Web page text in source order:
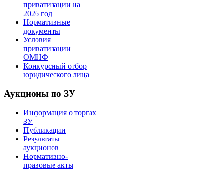
приватизации на
2026 год
Нормативные
документы
Условия
приватизации
ОМНФ
Конкурсный отбор
юридического лица
Аукционы по ЗУ
Информация о торгах
ЗУ
Публикации
Результаты
аукционов
Нормативно-
правовые акты